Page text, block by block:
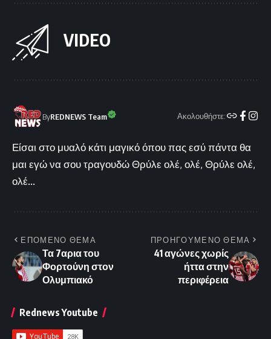
VIDEO
ByREDNEWS Team Ακολουθήστε:
Είσαι στο μυαλό κάτι μαγικό όπου πας εσύ πάντα θα
μαι εγώ να σου τραγουδώ Θρύλε ολέ, ολέ, Θρύλε ολέ,
ολέ...
ΕΠΟΜΕΝΟ ΘΕΜΑ
Τα 7αρια του
Φορτούνη στον
Ολυμπιακό
ΠΡΟΗΓΟΥΜΕΝΟ ΘΕΜΑ
41 αγώνες χωρίς
ήττα στην
περιφέρεια
Rednews Youtube